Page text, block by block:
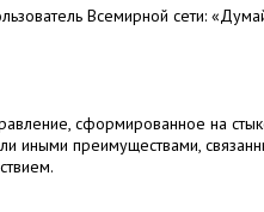
Всемирной сети:
сформированное на
иными преимуществами,